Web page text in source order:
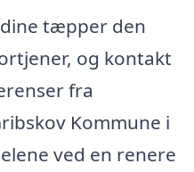
tæpper den
og kontakt
fra
Kommune i
ved en renere